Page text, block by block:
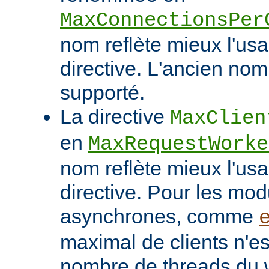
nom reflète mieux
directive. L'ancien
supporté.
La directive
en
nom reflète mieux
directive. Pour les
asynchrones, comme
maximal de clients